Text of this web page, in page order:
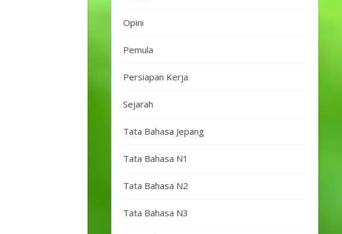
Opini
Pemula
Persiapan Kerja
Sejarah
Tata Bahasa Jepang
Tata Bahasa N1
Tata Bahasa N2
Tata Bahasa N3